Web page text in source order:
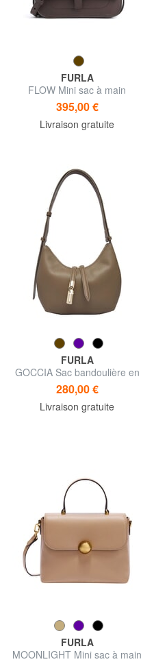
FURLA
FLOW Mini sac à main
395,00 €
Livraison gratuite
FURLA
GOCCIA Sac bandoulière en
cuir martelé
280,00 €
Livraison gratuite
FURLA
MOONLIGHT Mini sac à main